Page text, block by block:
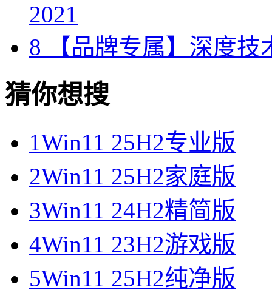
2021
8 【品牌专属】深度技
猜你想搜
1Win11 25H2专业版
2Win11 25H2家庭版
3Win11 24H2精简版
4Win11 23H2游戏版
5Win11 25H2纯净版